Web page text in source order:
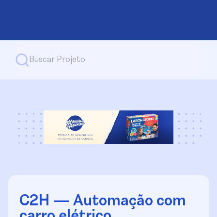
C2H — Automação com